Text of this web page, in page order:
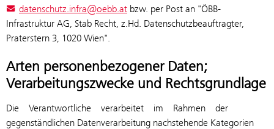
datenschutz.infra@oebb.at bzw. per Post an "ÖBB-
Infrastruktur AG, Stab Recht, z.Hd. Datenschutzbeauftragter,
Praterstern 3, 1020 Wien".
Arten personenbezogener Daten;
Verarbeitungszwecke und Rechtsgrundlage
Die Verantwortliche verarbeitet im Rahmen der
gegenständlichen Datenverarbeitung nachstehende Kategorien